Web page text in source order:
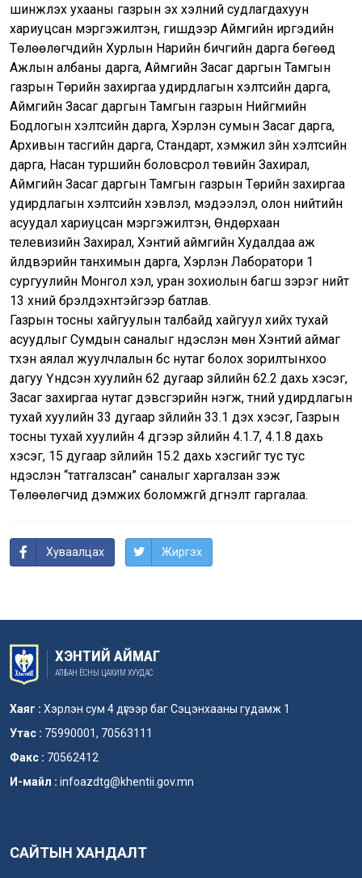
шинжлэх ухааны газрын эх хэлний судлагдахуун
хариуцсан мэргэжилтэн, гишүүдээр Аймгийн иргэдийн
Төлөөлөгчдийн Хурлын Нарийн бичгийн дарга бөгөөд
Ажлын албаны дарга, Аймгийн Засаг даргын Тамгын
газрын Төрийн захиргаа удирдлагын хэлтсийн дарга,
Аймгийн Засаг даргын Тамгын газрын Нийгмийн
Бодлогын хэлтсийн дарга, Хэрлэн сумын Засаг дарга,
Архивын тасгийн дарга, Стандарт, хэмжил зүйн хэлтсийн
дарга, Насан туршийн боловсрол төвийн Захирал,
Аймгийн Засаг даргын Тамгын газрын Төрийн захиргаа
удирдлагын хэлтсийн хэвлэл, мэдээлэл, олон нийтийн
асуудал хариуцсан мэргэжилтэн, Өндөрхаан
телевизийн Захирал, Хэнтий аймгийн Худалдаа аж
үйлдвэрийн танхимын дарга, Хэрлэн Лаборатори 1
сургуулийн Монгол хэл, уран зохиолын багш зэрэг нийт
13 хүний бүрэлдэхүүнтэйгээр батлав.
Газрын тосны хайгуулын талбайд хайгуул хийх тухай
асуудлыг Сумдын саналыг үндэслэн мөн Хэнтий аймаг
түүхэн аялал жуулчлалын бүс нутаг болох зорилтынхоо
дагуу Үндсэн хуулийн 62 дугаар зүйлийн 62.2 дахь хэсэг,
Засаг захиргаа нутаг дэвсгэрийн нэгж, түүний удирдлагын
тухай хуулийн 33 дугаар зүйлийн 33.1 дэх хэсэг, Газрын
тосны тухай хуулийн 4 дүгээр зүйлийн 4.1.7, 4.1.8 дахь
хэсэг, 15 дугаар зүйлийн 15.2 дахь хэсгийг тус тус
үндэслэн “татгалзсан” саналыг харгалзан үзэж
Төлөөлөгчид дэмжих боломжгүй дүгнэлт гаргалаа.
Хуваалцах Жиргэх
ХЭНТИЙ АЙМАГ
АЛБАН ЁСНЫ ЦАХИМ ХУУДАС
Хаяг : Хэрлэн сум 4 дүгээр баг Сэцэнхааны гудамж 1
Утас : 75990001, 70563111
Факс : 70562412
И-майл : infoazdtg@khentii.gov.mn
САЙТЫН ХАНДАЛТ